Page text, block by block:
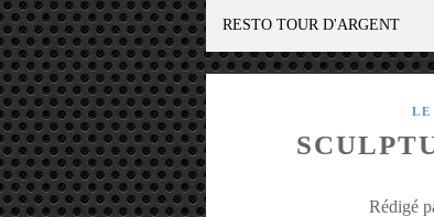
RESTO TOUR D'ARGENT
LE
Rédigé